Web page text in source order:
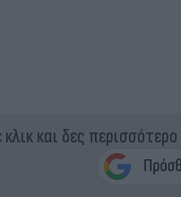
και δες περισσότερο